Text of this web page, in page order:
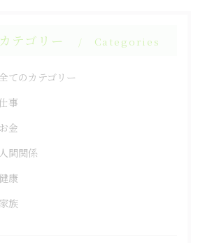
カテゴリー Categories
全てのカテゴリー
仕事
お金
人間関係
健康
家族